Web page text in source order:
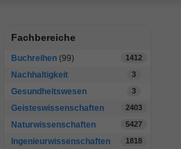
Fachbereiche
Buchreihen (99) 1412
Nachhaltigkeit 3
Gesundheitswesen 3
Geisteswissenschaften 2403
Naturwissenschaften 5427
Ingenieurwissenschaften 1818